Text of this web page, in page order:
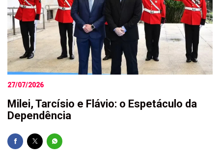
27/07/2026
Milei, Tarcísio e Flávio: o Espetáculo da
Dependência